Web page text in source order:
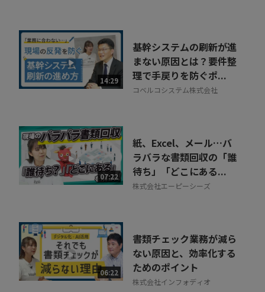
14:29
基幹システムの刷新が進
まない原因とは？要件整
理で手戻りを防ぐポ...
コベルコシステム株式会社
07:22
紙、Excel、メール…バ
ラバラな書類回収の「誰
待ち」「どこにある...
株式会社エーピーシーズ
06:22
書類チェック業務が減ら
ない原因と、効率化する
ためのポイント
株式会社インフォディオ